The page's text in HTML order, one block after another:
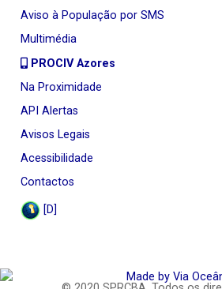
Aviso à População por SMS
Multimédia
PROCIV Azores
Na Proximidade
API Alertas
Avisos Legais
Acessibilidade
Contactos
[D]